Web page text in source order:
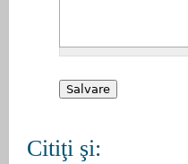
Citiţi şi: